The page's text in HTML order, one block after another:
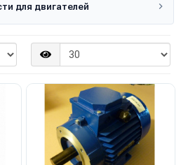
для двигателей